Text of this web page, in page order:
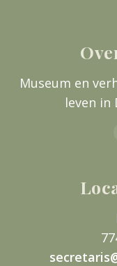
Museum en
leven in